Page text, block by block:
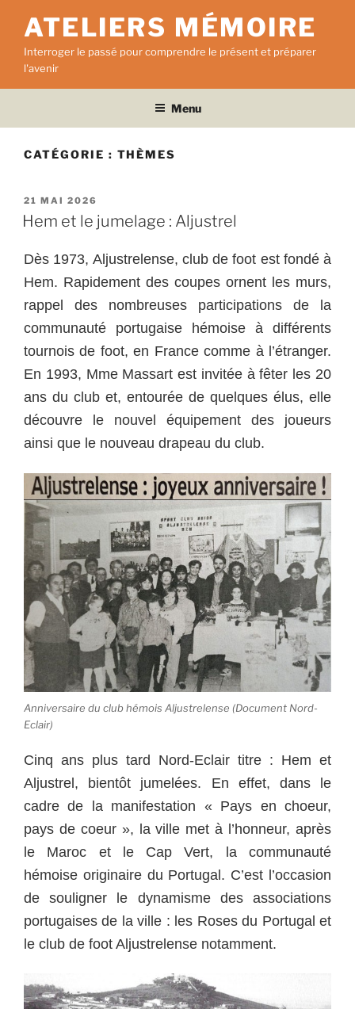
contenu
principal
ATELIERS MÉMOIRE
Interroger le passé pour comprendre le présent et préparer
l'avenir
Menu
CATÉGORIE : THÈMES
PUBLIÉ
LE
21 MAI 2026
Hem et le jumelage : Aljustrel
Dès 1973, Aljustrelense, club de foot est fondé à
Hem. Rapidement des coupes ornent les murs,
rappel des nombreuses participations de la
communauté portugaise hémoise à différents
tournois de foot, en France comme à l’étranger.
En 1993, Mme Massart est invitée à fêter les 20
ans du club et, entourée de quelques élus, elle
découvre le nouvel équipement des joueurs
ainsi que le nouveau drapeau du club.
Anniversaire du club hémois Aljustrelense (Document Nord-
Eclair)
Cinq ans plus tard Nord-Eclair titre : Hem et
Aljustrel, bientôt jumelées. En effet, dans le
cadre de la manifestation « Pays en choeur,
pays de coeur », la ville met à l’honneur, après
le Maroc et le Cap Vert, la communauté
hémoise originaire du Portugal. C’est l’occasion
de souligner le dynamisme des associations
portugaises de la ville : les Roses du Portugal et
le club de foot Aljustrelense notamment.